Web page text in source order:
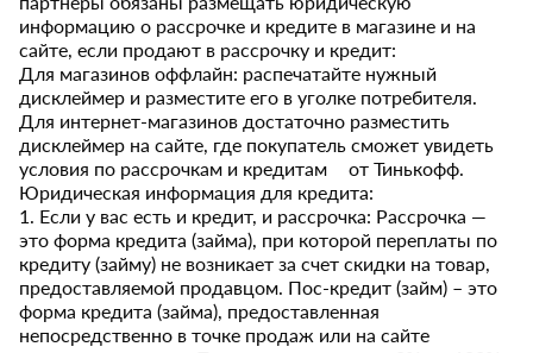
информацию о рассрочке и кредите в магазине и на
сайте, если продают в рассрочку и кредит:
Для магазинов оффлайн: распечатайте нужный
дисклеймер и разместите его в уголке потребителя.
Для интернет-магазинов достаточно разместить
дисклеймер на сайте, где покупатель сможет увидеть
условия по рассрочкам и кредитам от Тинькофф.
Юридическая информация для кредита:
1. Если у вас есть и кредит, и рассрочка: Рассрочка —
это форма кредита (займа), при которой переплаты по
кредиту (займу) не возникает за счет скидки на товар,
предоставляемой продавцом. Пос-кредит (займ) – это
форма кредита (займа), предоставленная
непосредственно в точке продаж или на сайте